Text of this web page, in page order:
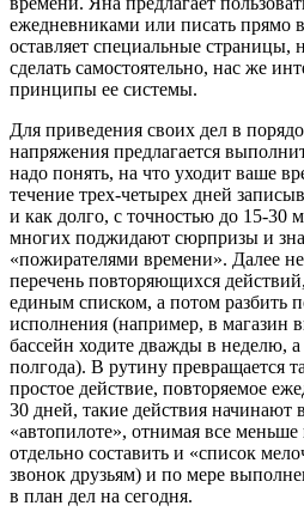
ежедневниками или писать прямо
оставляет специальные страницы,
сделать самостоятельно, нас же
принципы ее системы.
Для приведения своих дел в
напряжения предлагается
надо понять, на что уходит ваше
течение трех-четырех дней
и как долго, с точностью до 15-30
многих поджидают сюрпризы и
«пожирателями времени». Далее
перечень повторяющихся
единым списком, а потом разбить
исполнения (например, в магазин
бассейн ходите дважды в неделю, а
полгода). В рутину превращается
простое действие, повторяемое
30 дней, такие действия начинают
«автопилоте», отнимая все
отдельно составить и «список
звонок друзьям) и по мере
в план дел на сегодня.